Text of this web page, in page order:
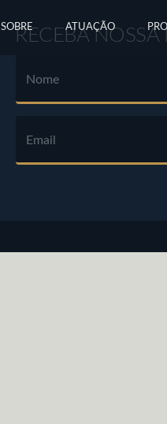
SOBRE ATUAÇÃO
RECEBA